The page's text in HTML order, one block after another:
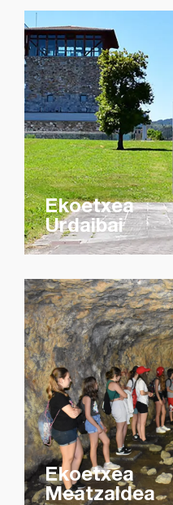
Ekoetxea
Urdaibai
Ekoetxea
Meatzaldea